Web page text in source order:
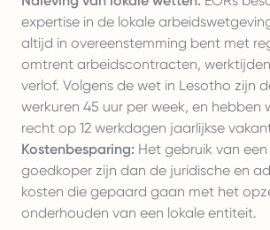
expertise in de lokale
altijd in overeenstemming bent met
omtrent arbeidscontracten,
verlof. Volgens de wet in Lesotho zijn
werkuren 45 uur per week, en hebben
recht op 12 werkdagen jaarlijkse
Kostenbesparing: Het gebruik van een
goedkoper zijn dan de juridische en
kosten die gepaard gaan met het
onderhouden van een lokale entiteit.